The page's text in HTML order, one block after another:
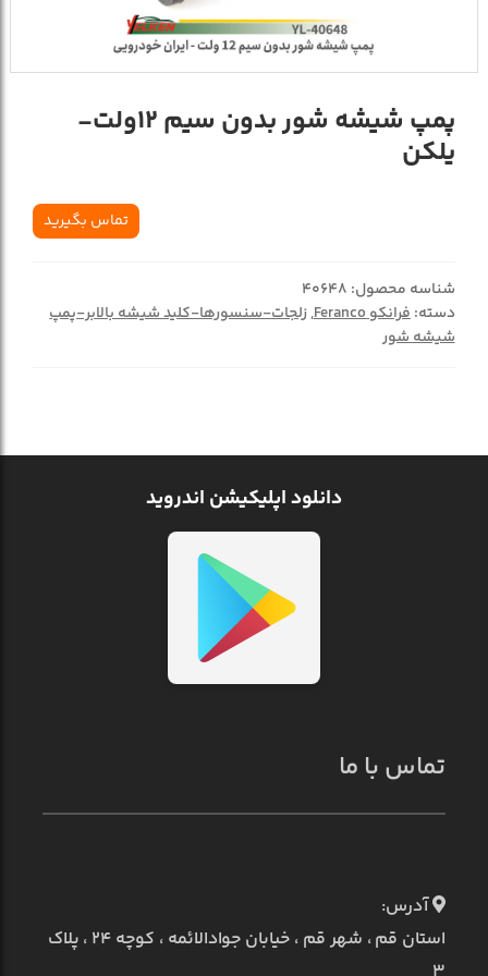
پمپ شیشه شور بدون سیم 12ولت-
یلکن
تماس بگیرید
شناسه محصول: 40648
دسته:فرانکو Feranco ,زلجات-سنسورها-کلید شیشه بالابر-پمپ
شیشه شور
دانلود اپلیکیشن اندروید
تماس با ما
آدرس:
استان قم ، شهر قم ، خیابان جوادالائمه ، کوچه ۲۴ ، پلاک